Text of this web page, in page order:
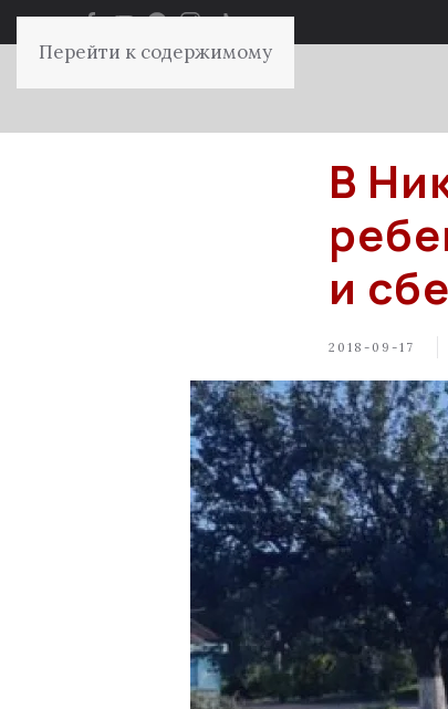
Перейти к содержимому
В
и
2018-09-17